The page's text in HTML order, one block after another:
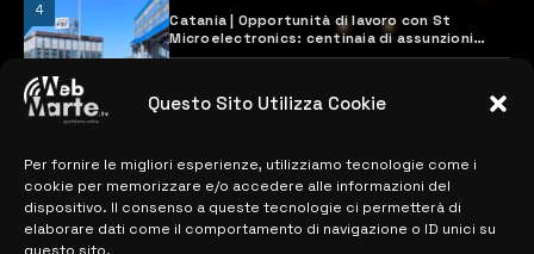
Questo Sito Utilizza Cookie
Per fornire le migliori esperienze, utilizziamo tecnologie come i
cookie per memorizzare e/o accedere alle informazioni del
dispositivo. Il consenso a queste tecnologie ci permetterà di
elaborare dati come il comportamento di navigazione o ID unici su
4
Catania | Opportunità di lavoro con St
Microelectronics: centinaia di assunzioni
previste
MAPPA DEL SITO
> NOTIZIE